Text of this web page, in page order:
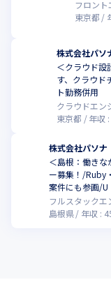
フロント
東京都
株式会社パソ
＜クラウド設
す、クラウド
ト勤務併用
クラウドエン
東京都
年収 :
株式会社パソナ
＜島根：働き
ー募集！/Ruby
案件にも参画/U
フルスタックエ
島根県
年収 :